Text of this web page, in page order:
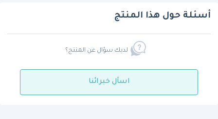
أسئلة حول هذا المنتج
لديك سؤال عن المنتج؟
اسأل خبرائنا